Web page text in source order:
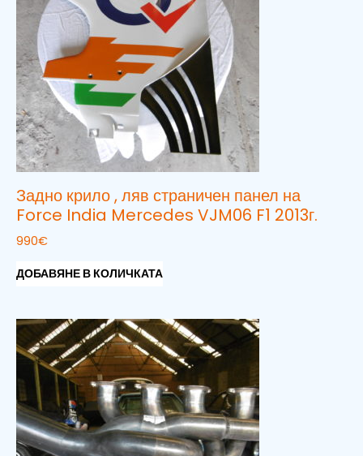
Задно крило , ляв страничен панел на
Force India Mercedes VJM06 F1 2013г.
990€
ДОБАВЯНЕ В КОЛИЧКАТА